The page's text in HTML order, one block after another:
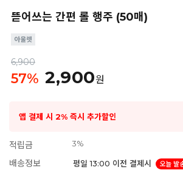
뜯어쓰는 간편 롤 행주 (50매)
6,900
57% 2,900원
앱 결제 시 2% 즉시 추가할인
적립금 3%
배송정보 평일 13:00 이전 결제시
오늘 발